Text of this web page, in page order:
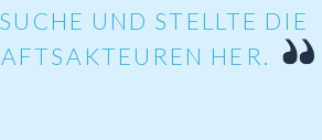
UND STELLTE DIE
HER.